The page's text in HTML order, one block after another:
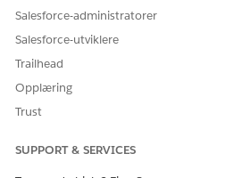
Salesforce-administratorer
Salesforce-utviklere
Trailhead
Opplæring
Trust
SUPPORT & SERVICES